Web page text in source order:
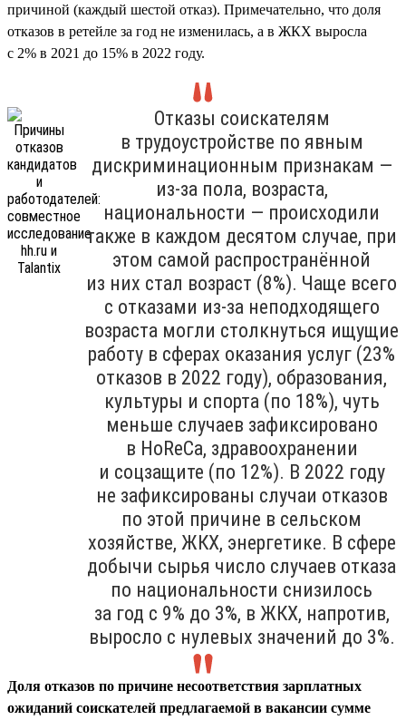
причиной (каждый шестой отказ). Примечательно, что доля
отказов в ретейле за год не изменилась, а в ЖКХ выросла
с 2% в 2021 до 15% в 2022 году.
Отказы соискателям
в трудоустройстве по явным
дискриминационным признакам —
из-за пола, возраста,
национальности — происходили
также в каждом десятом случае, при
этом самой распространённой
из них стал возраст (8%). Чаще всего
с отказами из-за неподходящего
возраста могли столкнуться ищущие
работу в сферах оказания услуг (23%
отказов в 2022 году), образования,
культуры и спорта (по 18%), чуть
меньше случаев зафиксировано
в HoReCa, здравоохранении
и соцзащите (по 12%). В 2022 году
не зафиксированы случаи отказов
по этой причине в сельском
хозяйстве, ЖКХ, энергетике. В сфере
добычи сырья число случаев отказа
по национальности снизилось
за год с 9% до 3%, в ЖКХ, напротив,
выросло с нулевых значений до 3%.
Доля отказов по причине несоответствия зарплатных
ожиданий соискателей предлагаемой в вакансии сумме